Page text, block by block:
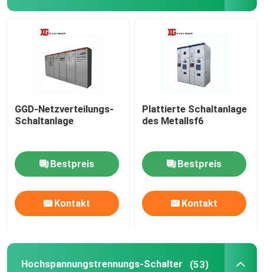
GGD-Netzverteilungs-
Schaltanlage
Bestpreis
Kontakt
Plattierte Schaltanlage
des Metallsf6
Bestpreis
Kontakt
Hochspannungstrennungs-Schalter (53)